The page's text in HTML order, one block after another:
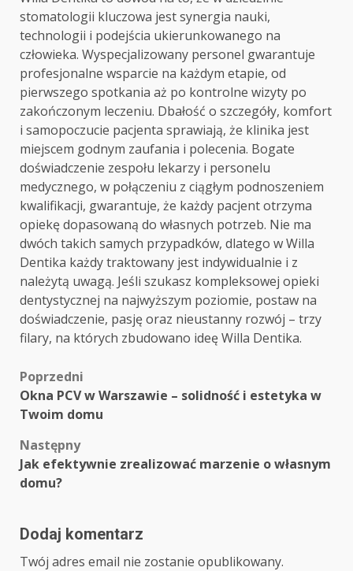
stomatologii kluczowa jest synergia nauki,
technologii i podejścia ukierunkowanego na
człowieka. Wyspecjalizowany personel gwarantuje
profesjonalne wsparcie na każdym etapie, od
pierwszego spotkania aż po kontrolne wizyty po
zakończonym leczeniu. Dbałość o szczegóły, komfort
i samopoczucie pacjenta sprawiają, że klinika jest
miejscem godnym zaufania i polecenia. Bogate
doświadczenie zespołu lekarzy i personelu
medycznego, w połączeniu z ciągłym podnoszeniem
kwalifikacji, gwarantuje, że każdy pacjent otrzyma
opiekę dopasowaną do własnych potrzeb. Nie ma
dwóch takich samych przypadków, dlatego w Willa
Dentika każdy traktowany jest indywidualnie i z
należytą uwagą. Jeśli szukasz kompleksowej opieki
dentystycznej na najwyższym poziomie, postaw na
doświadczenie, pasję oraz nieustanny rozwój – trzy
filary, na których zbudowano ideę Willa Dentika.
Zobacz
wpisy
Poprzedni
Okna PCV w Warszawie – solidność i estetyka w
Twoim domu
Następny
Jak efektywnie zrealizować marzenie o własnym
domu?
Dodaj komentarz
Twój adres email nie zostanie opublikowany.